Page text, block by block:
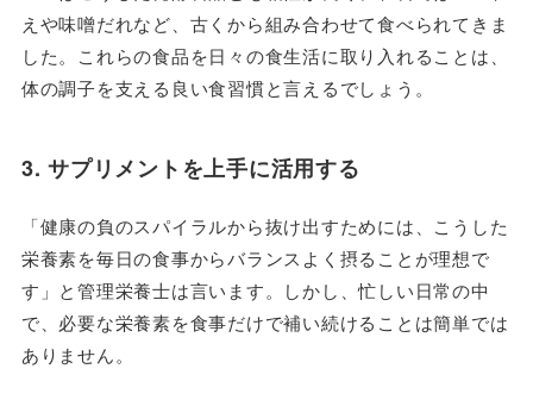
えや味噌だれなど、古くから組み合わせて食べられてきま
した。これらの食品を日々の食生活に取り入れることは、
体の調子を支える良い食習慣と言えるでしょう。
3. サプリメントを上手に活用する
「健康の負のスパイラルから抜け出すためには、こうした
栄養素を毎日の食事からバランスよく摂ることが理想で
す」と管理栄養士は言います。しかし、忙しい日常の中
で、必要な栄養素を食事だけで補い続けることは簡単では
ありません。